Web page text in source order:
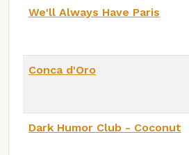
We'll Always Have Paris
Conca d'Oro
Dark Humor Club - Coconut